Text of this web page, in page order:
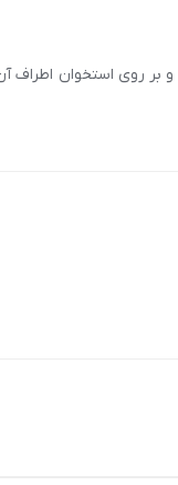
روی استخوان اطراف آن